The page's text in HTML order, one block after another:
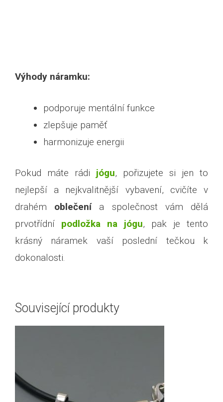
Výhody náramku:
podporuje mentální funkce
zlepšuje paměť
harmonizuje energii
Pokud máte rádi jógu, pořizujete si jen to
nejlepší a nejkvalitnější vybavení, cvičíte v
drahém oblečenía společnost vám dělá
prvotřídní podložka na jógu, pak je tento
krásný náramek vaší poslední tečkou k
dokonalosti.
Související produkty